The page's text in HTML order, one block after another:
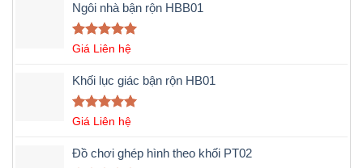
Ngôi nhà bận rộn HBB01
Được xếp
5 sao
Giá Liên hệ
Khối lục giác bận rộn HB01
Được xếp
5 sao
Giá Liên hệ
Đồ chơi ghép hình theo khối PT02